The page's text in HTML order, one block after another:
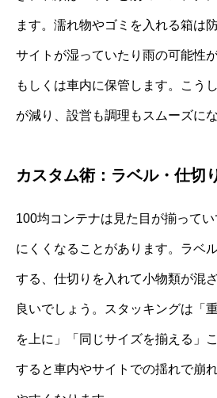
ます。濡れ物やゴミを入れる箱は
サイトが湿っていたり雨の可能性
もしくは車内に保管します。こう
が減り、設営も調理もスムーズにな
カスタム術：ラベル・仕切
100均コンテナは見た目が揃って
にくくなることがあります。ラベ
する、仕切りを入れて小物類が混
良いでしょう。スタッキングは「
を上に」「同じサイズを揃える」
すると車内やサイトでの揺れで崩